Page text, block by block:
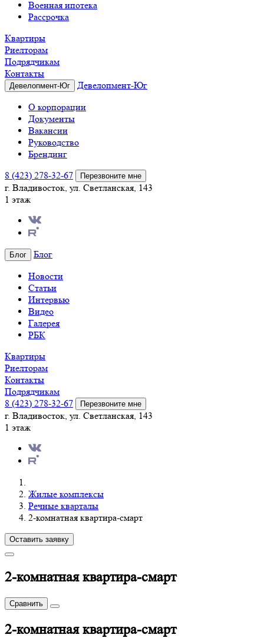
Военная ипотека
Рассрочка
Квартиры
Риелторам
Подрядчикам
Контакты
Девелопмент-Юг
Девелопмент-Юг
О корпорации
Документы
Вакансии
Руководство
Брендинг
8 (423) 278-32-67
Перезвоните мне
г. Владивосток, ул. Светланская, 143
1 этаж
Блог
Блог
Новости
Статьи
Интервью
Видео
Галерея
РБК
Квартиры
Риелторам
Контакты
Подрядчикам
8 (423) 278-32-67
Перезвоните мне
г. Владивосток, ул. Светланская, 143
1 этаж
Жилые комплексы
Речные кварталы
2-комнатная квартира-смарт
Оставить заявку
2-комнатная квартира-смарт
Сравнить
2-комнатная квартира-смарт